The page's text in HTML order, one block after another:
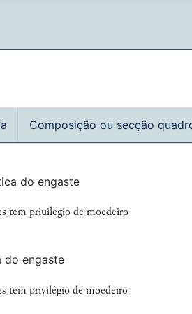
Composição ou secção
do engaste
tem priuilegio de moedeiro
do engaste
tem privilégio de moedeiro